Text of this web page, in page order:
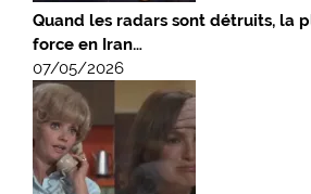
Quand les radars sont détruits, la
force en Iran…
07/05/2026